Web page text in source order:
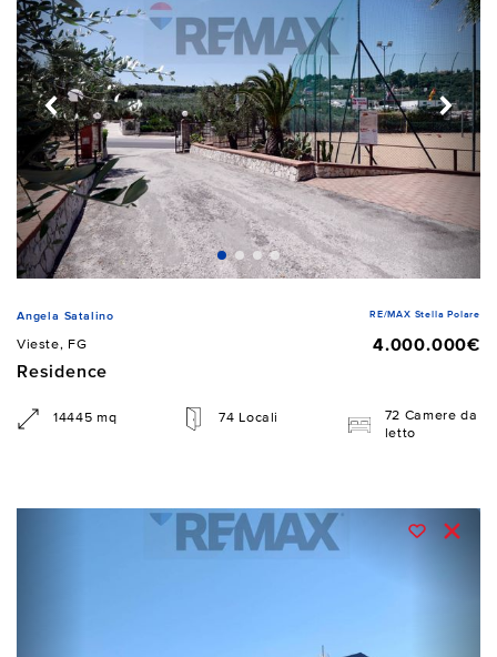
Angela Satalino RE/MAX Stella Polare
Vieste, FG
4.000.000€
Residence
14445 mq 74 Locali
72 Camere da
letto